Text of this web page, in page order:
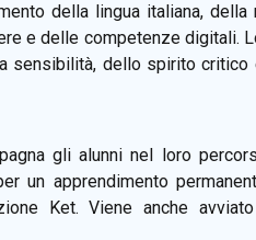
della lingua italiana, della
e delle competenze digitali.
sensibilità, dello spirito critico
gli alunni nel loro
un apprendimento
Ket. Viene anche